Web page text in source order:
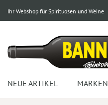
Ihr Webshop für Spirituosen und Weine
NEUE ARTIKEL MARKEN